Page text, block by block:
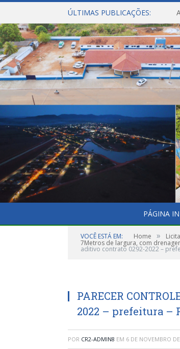
ÚLTIMAS PUBLICAÇÕES:
PÁGINA
VOCÊ ESTÁ EM: Home »
7Metros de largura, com
aditivo contrato 0292-2022 –
PARECER
2022 – prefeitura –
POR CR2-ADMIN8 EM 6 DE NOVEMBRO